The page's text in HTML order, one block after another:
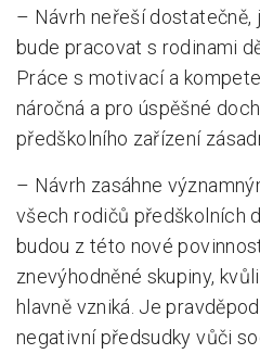
– Návrh neřeší dostatečně,
bude pracovat s rodinami
Práce s motivací a
náročná a pro úspěšné
předškolního zařízení
– Návrh zasáhne
všech rodičů předškolních
budou z této nové
znevýhodněné skupiny,
hlavně vzniká. Je
negativní předsudky vůči